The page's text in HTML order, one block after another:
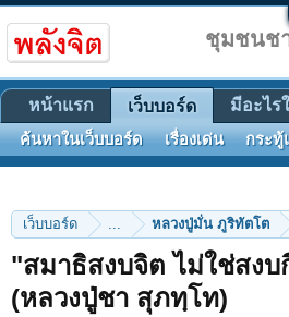
เว็บบอร์ด ... หลวงปู่มั่น ภูริทัตโต
"สมาธิสงบจิต ไม่ใช่สงบ
(หลวงปู่ชา สุภทฺโท)
ชุมชนช
หน้าแรก เว็บบอร์ด
ค้นหาในเว็บบอร์ด เรื่องเด่น กระทู้
มีอะไร